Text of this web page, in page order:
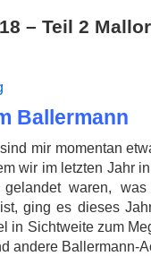
– Teil 2
Ballermann
mir momentan
wir im letzten Jahr
gelandet waren,
ging es dieses
in Sichtweite zum
andere Ballermann-